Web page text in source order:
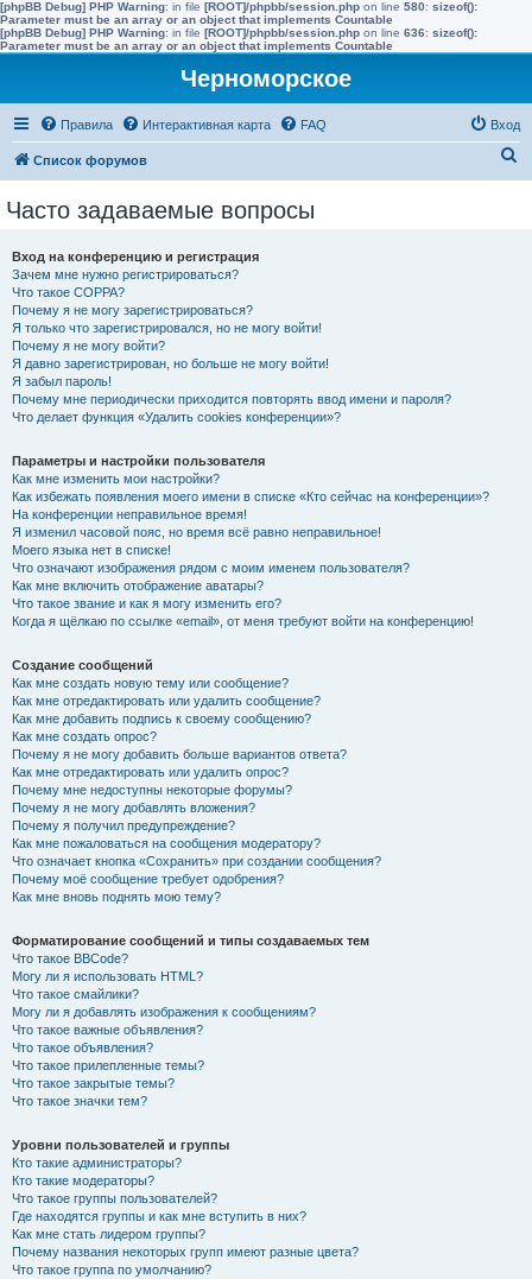
[phpBB Debug] PHP Warning: in file [ROOT]/phpbb/session.php on line 580: sizeof():
Parameter must be an array or an object that implements Countable
[phpBB Debug] PHP Warning: in file [ROOT]/phpbb/session.php on line 636: sizeof():
Parameter must be an array or an object that implements Countable
Черноморское
Правила Интерактивная карта FAQ Вход
Список форумов
Часто задаваемые вопросы
Вход на конференцию и регистрация
Зачем мне нужно регистрироваться?
Что такое COPPA?
Почему я не могу зарегистрироваться?
Я только что зарегистрировался, но не могу войти!
Почему я не могу войти?
Я давно зарегистрирован, но больше не могу войти!
Я забыл пароль!
Почему мне периодически приходится повторять ввод имени и пароля?
Что делает функция «Удалить cookies конференции»?
Параметры и настройки пользователя
Как мне изменить мои настройки?
Как избежать появления моего имени в списке «Кто сейчас на конференции»?
На конференции неправильное время!
Я изменил часовой пояс, но время всё равно неправильное!
Моего языка нет в списке!
Что означают изображения рядом с моим именем пользователя?
Как мне включить отображение аватары?
Что такое звание и как я могу изменить его?
Когда я щёлкаю по ссылке «email», от меня требуют войти на конференцию!
Создание сообщений
Как мне создать новую тему или сообщение?
Как мне отредактировать или удалить сообщение?
Как мне добавить подпись к своему сообщению?
Как мне создать опрос?
Почему я не могу добавить больше вариантов ответа?
Как мне отредактировать или удалить опрос?
Почему мне недоступны некоторые форумы?
Почему я не могу добавлять вложения?
Почему я получил предупреждение?
Как мне пожаловаться на сообщения модератору?
Что означает кнопка «Сохранить» при создании сообщения?
Почему моё сообщение требует одобрения?
Как мне вновь поднять мою тему?
Форматирование сообщений и типы создаваемых тем
Что такое BBCode?
Могу ли я использовать HTML?
Что такое смайлики?
Могу ли я добавлять изображения к сообщениям?
Что такое важные объявления?
Что такое объявления?
Что такое прилепленные темы?
Что такое закрытые темы?
Что такое значки тем?
Уровни пользователей и группы
Кто такие администраторы?
Кто такие модераторы?
Что такое группы пользователей?
Где находятся группы и как мне вступить в них?
Как мне стать лидером группы?
Почему названия некоторых групп имеют разные цвета?
Что такое группа по умолчанию?